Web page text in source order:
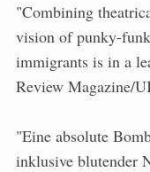
"Combining
vision of punky-
immigrants is in a
Review Magazine/
"Eine absolute
inklusive blutender